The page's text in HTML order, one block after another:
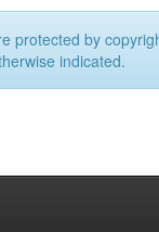
protected by
indicated.